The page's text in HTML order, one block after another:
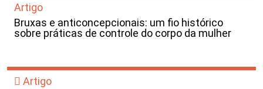
Artigo
Bruxas e anticoncepcionais: um fio histórico
sobre práticas de controle do corpo da mulher
Artigo